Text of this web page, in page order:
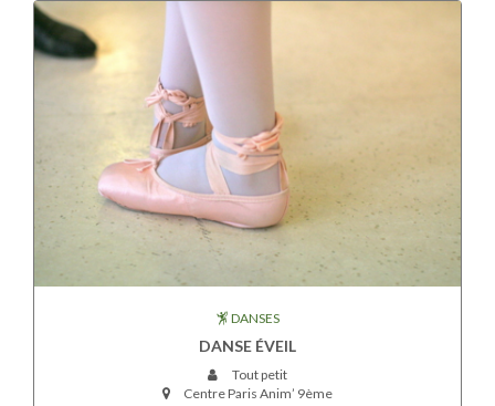
DANSES
DANSE ÉVEIL
Tout petit
Centre Paris Anim’ 9ème